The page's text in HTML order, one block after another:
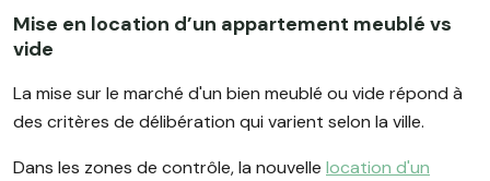
Mise en location d’un appartement meublé vs
vide
La mise sur le marché d'un bien meublé ou vide répond à
des critères de délibération qui varient selon la ville.
Dans les zones de contrôle, la nouvelle location d'un